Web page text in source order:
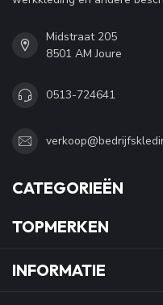
Midstraat 205
8501 AM Joure
0513-724641
CATEGORIEËN
TOPMERKEN
INFORMATIE